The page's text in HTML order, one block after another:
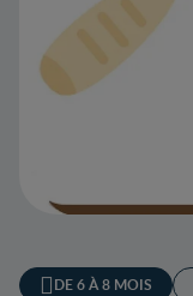
DE 6 À 8 MOIS